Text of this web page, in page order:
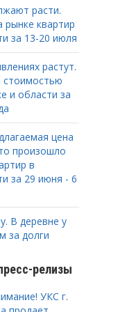
расти.
рынке квартир
за 13-20 июля
растут.
и области за
цена
произошло
в
за 29 июня - 6
В деревне у
за долги
релизы
УКС г.